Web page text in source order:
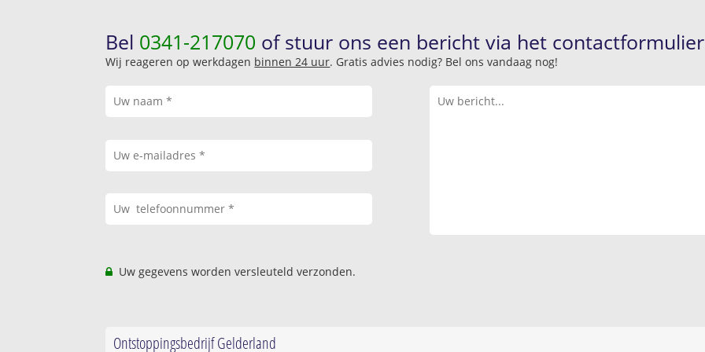
Bel 0341-217070 of stuur ons een bericht via het
Wij reageren op werkdagen binnen 24 uur. Gratis advies nodig? Bel ons vandaag nog!
Uw gegevens worden versleuteld verzonden.
Ontstoppingsbedrijf Gelderland